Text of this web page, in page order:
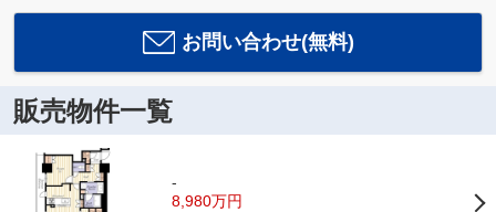
お問い合わせ(無料)
販売物件一覧
-
8,980万円